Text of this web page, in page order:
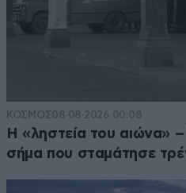
ΚΟΣΜΟΣ08·08·2026 00:08
Η «ληστεία του αιώνα»
σήμα που σταμάτησε